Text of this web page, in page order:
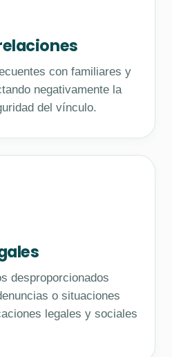
con familiares y
negativamente la
del vínculo.
desproporcionados
o situaciones
legales y sociales